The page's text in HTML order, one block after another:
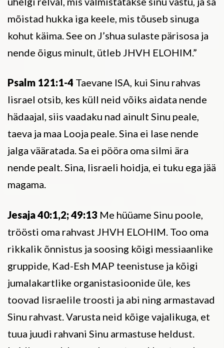
mõistad hukka iga keele, mis tõuseb sinuga
kohut käima. See on J’shua sulaste pärisosa ja
nende õigus minult, ütleb JHVH ELOHIM.”
Psalm 121:1-4 Taevane ISA, kui Sinu rahvas
Iisrael otsib, kes küll neid võiks aidata nende
hädaajal, siis vaadaku nad ainult Sinu peale,
taeva ja maa Looja peale. Sina ei lase nende
jalga vääratada. Sa ei pööra oma silmi ära
nende pealt. Sina, Iisraeli hoidja, ei tuku ega jää
magama.
Jesaja 40:1,2; 49:13 Me hüüame Sinu poole,
tröösti oma rahvast JHVH ELOHIM. Too oma
rikkalik õnnistus ja soosing kõigi messiaanlike
gruppide, Kad-Esh MAP teenistuse ja kõigi
jumalakartlike organistasioonide üle, kes
toovad Iisraelile troosti ja abi ning armastavad
Sinu rahvast. Varusta neid kõige vajalikuga, et
tuua juudi rahvani Sinu armastuse heldust.